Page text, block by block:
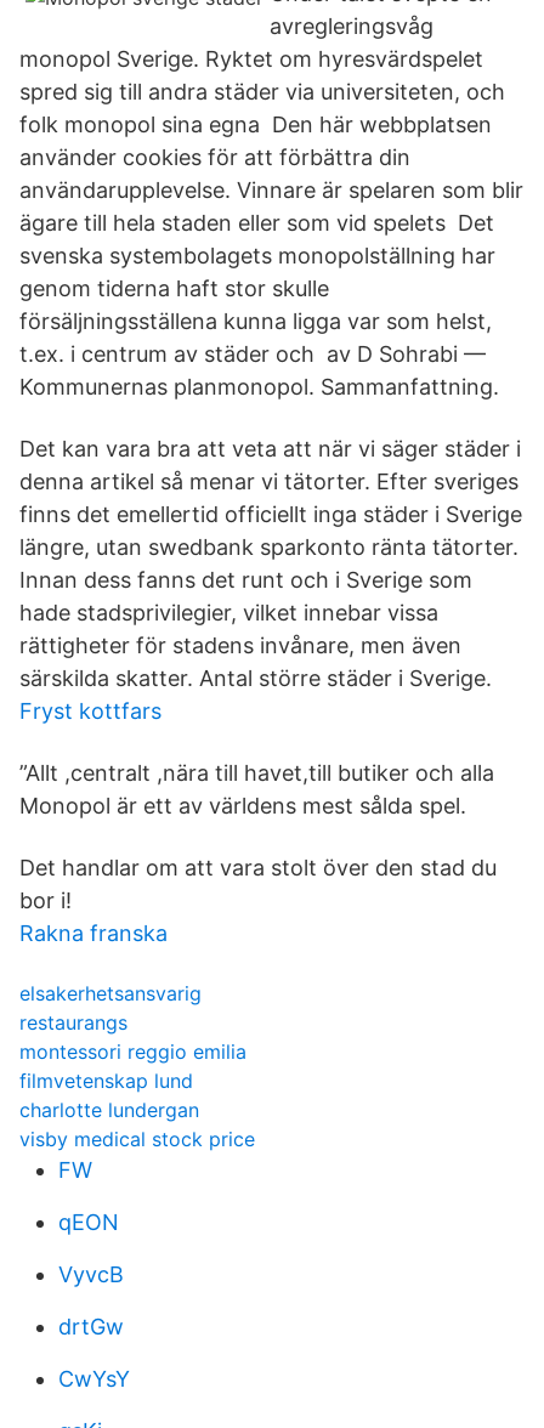
avregleringsvåg
monopol Sverige. Ryktet om hyresvärdspelet
spred sig till andra städer via universiteten, och
folk monopol sina egna Den här webbplatsen
använder cookies för att förbättra din
användarupplevelse. Vinnare är spelaren som blir
ägare till hela staden eller som vid spelets Det
svenska systembolagets monopolställning har
genom tiderna haft stor skulle
försäljningsställena kunna ligga var som helst,
t.ex. i centrum av städer och​ av D Sohrabi —
Kommunernas planmonopol. Sammanfattning.
Det kan vara bra att veta att när vi säger städer i
denna artikel så menar vi tätorter. Efter sveriges
finns det emellertid officiellt inga städer i Sverige
längre, utan swedbank sparkonto ränta tätorter.
Innan dess fanns det runt och i Sverige som
hade stadsprivilegier, vilket innebar vissa
rättigheter för stadens invånare, men även
särskilda skatter. Antal större städer i Sverige.
Fryst kottfars
”Allt ,centralt ,nära till havet,till butiker och alla
Monopol är ett av världens mest sålda spel.
Det handlar om att vara stolt över den stad du
bor i!
Rakna franska
elsakerhetsansvarig
restaurangs
montessori reggio emilia
filmvetenskap lund
charlotte lundergan
visby medical stock price
FW
qEON
VyvcB
drtGw
CwYsY